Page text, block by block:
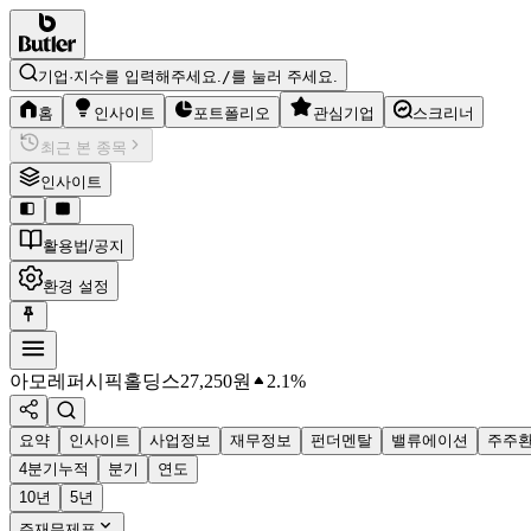
기업·지수를 입력해주세요./를 눌러 주세요.
홈 인사이트 포트폴리오 관심기업
스크리너
최근 본 종목
인사이트
활용법/공지
환경 설정
아모레퍼시픽홀딩스27,250원 2.1%
요약 인사이트 사업정보 재무정보 펀더멘탈 밸류에이션 주주
4분기누적
분기
연도
10년
5년